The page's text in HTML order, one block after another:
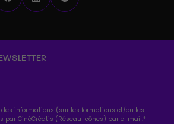
des informations (sur les formations et/ou les
par CinéCréatis (Réseau Icônes) par e-mail.*